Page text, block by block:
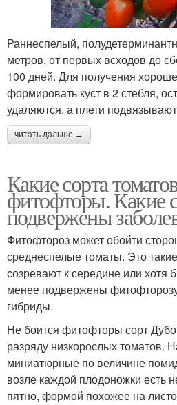
Раннеспелый,
метров, от первых всходов до
100 дней. Для получения
формировать куст в 2 стебля,
удаляются, а плети
читать дальше →
Какие сорта
фитофторы. Какие
подвержены
Фитофтороз может обойти
среднеспелые томаты. Это
созревают к середине или хотя
менее подвержены
гибриды.
Не боится фитофторы сорт
разряду низкорослых томатов.
миниатюрные по величине
возле каждой плодоножки есть
пятно, формой похожее на